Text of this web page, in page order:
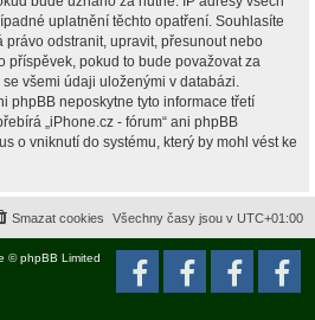
uplatnění těchto opatření. Souhlasíte
právo odstranit, upravit, přesunout nebo
příspěvek, pokud to bude považovat za
všemi údaji uloženými v databázi.
phpBB neposkytne tyto informace třetí
„iPhone.cz - fórum“ ani phpBB
o vniknutí do systému, který by mohl vést ke
Všechny časy jsou v UTC+01:00
Smazat cookies
© phpBB Limited